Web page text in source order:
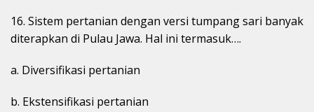
16. Sistem pertanian dengan versi tumpang sari banyak
diterapkan di Pulau Jawa. Hal ini termasuk….
a. Diversifikasi pertanian
b. Ekstensifikasi pertanian